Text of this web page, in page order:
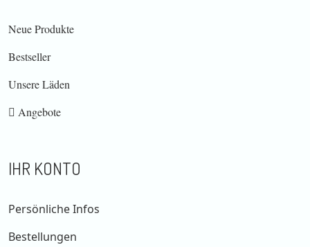
Neue Produkte
Bestseller
Unsere Läden
Angebote
IHR KONTO
Persönliche Infos
Bestellungen